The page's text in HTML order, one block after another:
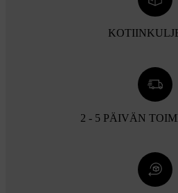
2 - 5 PÄIVÄN